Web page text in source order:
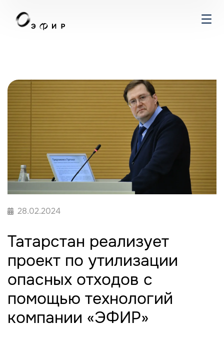
28.02.2024
Татарстан реализует
проект по утилизации
опасных отходов с
помощью технологий
компании «ЭФИР»